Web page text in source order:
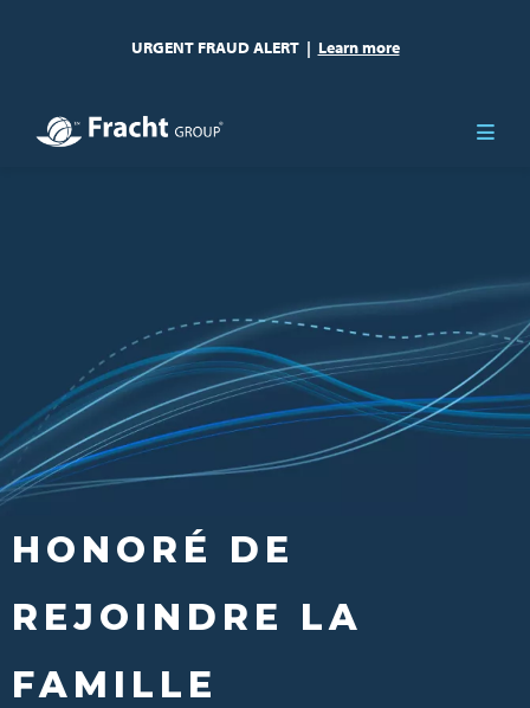
URGENT FRAUD ALERT | Learn more
HONORÉ DE
REJOINDRE LA
FAMILLE